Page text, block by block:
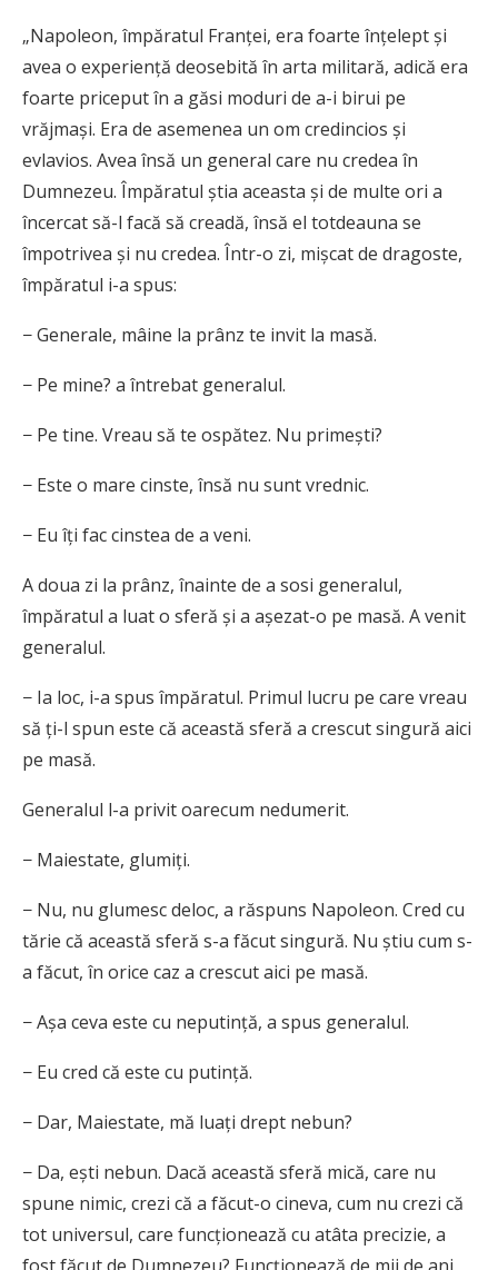
„Napoleon, împăratul Franței, era foarte înțelept și
avea o experiență deosebită în arta militară, adică era
foarte priceput în a găsi moduri de a-i birui pe
vrăjmași. Era de asemenea un om credincios și
evlavios. Avea însă un general care nu credea în
Dumnezeu. Împăratul știa aceasta și de multe ori a
încercat să-l facă să creadă, însă el totdeauna se
împotrivea și nu credea. Într-o zi, mișcat de dragoste,
împăratul i-a spus:
− Generale, mâine la prânz te invit la masă.
− Pe mine? a întrebat generalul.
− Pe tine. Vreau să te ospătez. Nu primești?
− Este o mare cinste, însă nu sunt vrednic.
− Eu îți fac cinstea de a veni.
A doua zi la prânz, înainte de a sosi generalul,
împăratul a luat o sferă și a așezat-o pe masă. A venit
generalul.
− Ia loc, i-a spus împăratul. Primul lucru pe care vreau
să ți-l spun este că această sferă a crescut singură aici
pe masă.
Generalul l-a privit oarecum nedumerit.
− Maiestate, glumiți.
− Nu, nu glumesc deloc, a răspuns Napoleon. Cred cu
tărie că această sferă s-a făcut singură. Nu știu cum s-
a făcut, în orice caz a crescut aici pe masă.
− Așa ceva este cu neputință, a spus generalul.
− Eu cred că este cu putință.
− Dar, Maiestate, mă luați drept nebun?
− Da, ești nebun. Dacă această sferă mică, care nu
spune nimic, crezi că a făcut-o cineva, cum nu crezi că
tot universul, care funcționează cu atâta precizie, a